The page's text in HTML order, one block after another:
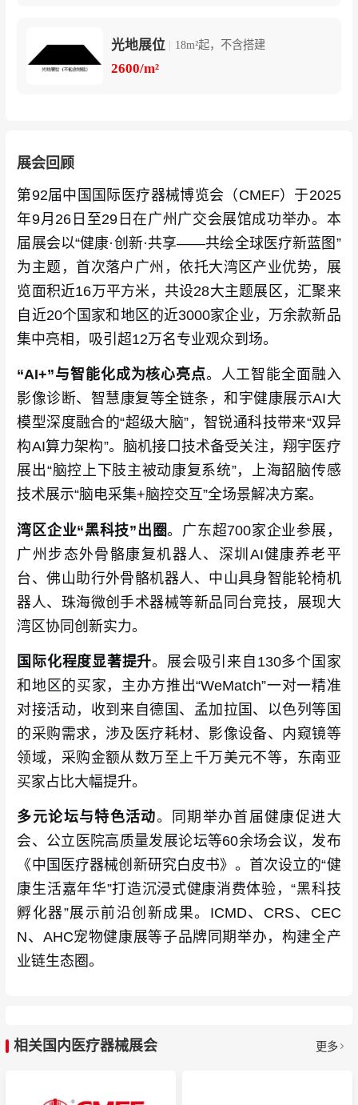
光地展位 | 18m²起，不含搭建
2600/m²
展会回顾
第92届中国国际医疗器械博览会（CMEF）于2025
年9月26日至29日在广州广交会展馆成功举办。本
届展会以“健康·创新·共享——共绘全球医疗新蓝图”
为主题，首次落户广州，依托大湾区产业优势，展
览面积近16万平方米，共设28大主题展区，汇聚来
自近20个国家和地区的近3000家企业，万余款新品
集中亮相，吸引超12万名专业观众到场。
“AI+”与智能化成为核心亮点。人工智能全面融入
影像诊断、智慧康复等全链条，和宇健康展示AI大
模型深度融合的“超级大脑”，智锐通科技带来“双异
构AI算力架构”。脑机接口技术备受关注，翔宇医疗
展出“脑控上下肢主被动康复系统”，上海韶脑传感
技术展示“脑电采集+脑控交互”全场景解决方案。
湾区企业“黑科技”出圈。广东超700家企业参展，
广州步态外骨骼康复机器人、深圳AI健康养老平
台、佛山助行外骨骼机器人、中山具身智能轮椅机
器人、珠海微创手术器械等新品同台竞技，展现大
湾区协同创新实力。
国际化程度显著提升。展会吸引来自130多个国家
和地区的买家，主办方推出“WeMatch”一对一精准
对接活动，收到来自德国、孟加拉国、以色列等国
的采购需求，涉及医疗耗材、影像设备、内窥镜等
领域，采购金额从数万至上千万美元不等，东南亚
买家占比大幅提升。
多元论坛与特色活动。同期举办首届健康促进大
会、公立医院高质量发展论坛等60余场会议，发布
《中国医疗器械创新研究白皮书》。首次设立的“健
康生活嘉年华”打造沉浸式健康消费体验，“黑科技
孵化器”展示前沿创新成果。ICMD、CRS、CEC
N、AHC宠物健康展等子品牌同期举办，构建全产
业链生态圈。
相关国内医疗器械展会 更多